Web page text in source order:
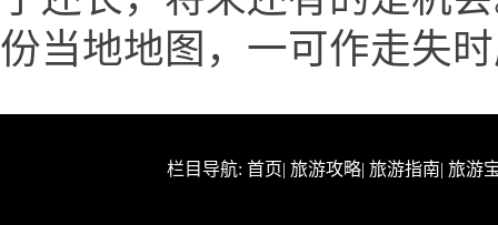
份当地地图，一可作走失
栏目导航: 首页| 旅游攻略| 旅游指南| 旅游